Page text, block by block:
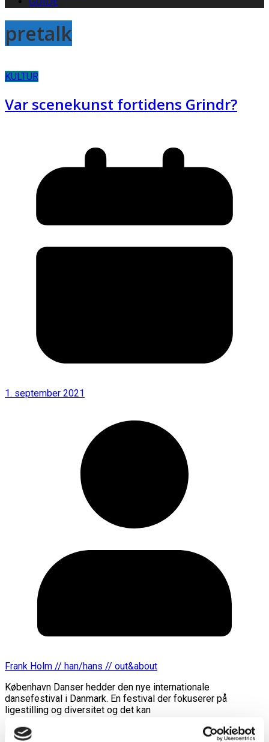
pretalk
KULTUR
Var scenekunst fortidens Grindr?
1. september 2021
Frank Holm // han/hans // out&about
København Danser hedder den nye internationale
dansefestival i Danmark. En festival der fokuserer på
ligestilling og diversitet og det kan
Læs mere